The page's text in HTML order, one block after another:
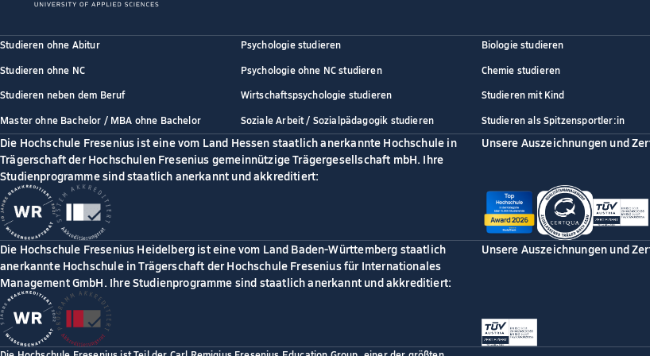
Studieren ohne Abitur
Studieren ohne NC
Studieren neben dem Beruf
Master ohne Bachelor / MBA ohne Bachelor
Psychologie studieren
Psychologie ohne NC studieren
Wirtschaftspsychologie studieren
Soziale Arbeit / Sozialpädagogik studieren
Biologie studieren
Chemie studieren
Studieren mit Kind
Studieren als Spitzensportler:in
Die Hochschule Fresenius ist eine vom Land Hessen staatlich anerkannte Hochschule in
Trägerschaft der Hochschulen Fresenius gemeinnützige Trägergesellschaft mbH. Ihre
Studienprogramme sind staatlich anerkannt und akkreditiert:
Unsere Auszeichnungen und
Die Hochschule Fresenius Heidelberg ist eine vom Land Baden-Württemberg staatlich
anerkannte Hochschule in Trägerschaft der Hochschule Fresenius für Internationales
Management GmbH. Ihre Studienprogramme sind staatlich anerkannt und akkreditiert:
Unsere Auszeichnungen und